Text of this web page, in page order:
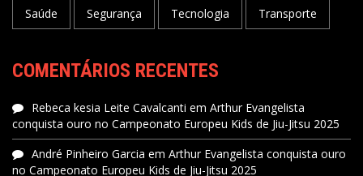
Saúde Segurança Tecnologia Transporte
COMENTÁRIOS RECENTES
Rebeca kesia Leite Cavalcanti em Arthur Evangelista
conquista ouro no Campeonato Europeu Kids de Jiu-Jitsu 2025
André Pinheiro Garcia em Arthur Evangelista conquista ouro
no Campeonato Europeu Kids de Jiu-Jitsu 2025